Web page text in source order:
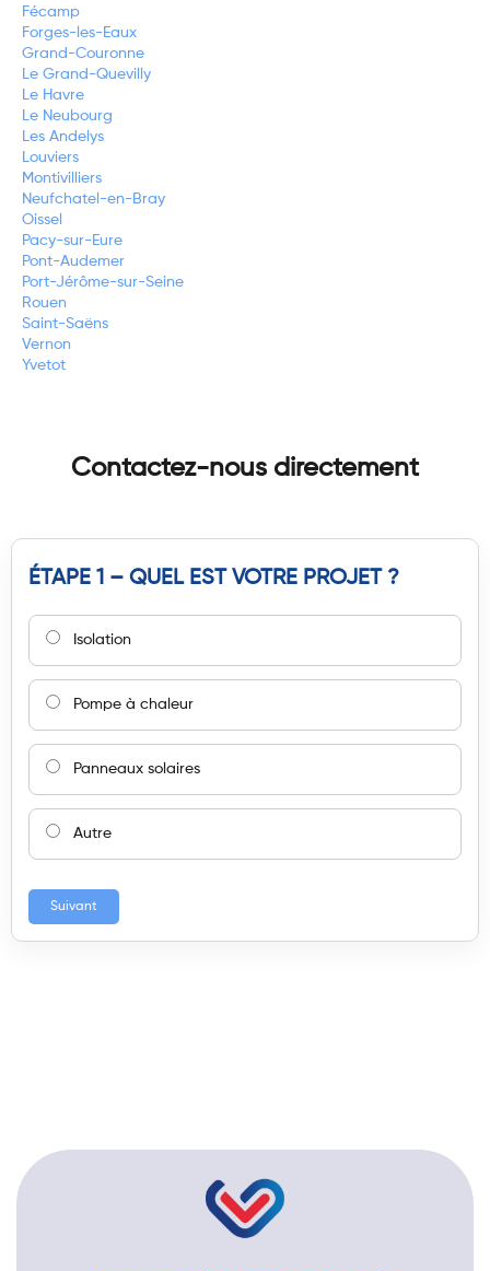
Fécamp
Forges-les-Eaux
Grand-Couronne
Le Grand-Quevilly
Le Havre
Le Neubourg
Les Andelys
Louviers
Montivilliers
Neufchatel-en-Bray
Oissel
Pacy-sur-Eure
Pont-Audemer
Port-Jérôme-sur-Seine
Rouen
Saint-Saëns
Vernon
Yvetot
Contactez-nous directement
ÉTAPE 1 – QUEL EST VOTRE PROJET ?
Isolation
Pompe à chaleur
Panneaux solaires
Autre
Suivant